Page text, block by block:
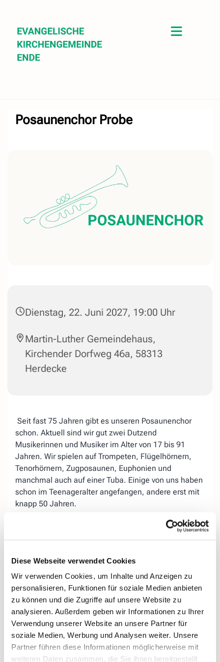
Diese Webseite verwendet Cookies
Wir verwenden Cookies, um Inhalte und Anzeigen zu
personalisieren, Funktionen für soziale Medien anbieten
zu können und die Zugriffe auf unsere Website zu
analysieren. Außerdem geben wir Informationen zu Ihrer
Verwendung unserer Website an unsere Partner für
soziale Medien, Werbung und Analysen weiter. Unsere
Partner führen diese Informationen möglicherweise mit
weiteren Daten zusammen, die Sie ihnen bereitgestellt
Posaunenchor Probe
Dienstag, 22. Juni 2027, 19:00 Uhr
Martin-Luther Gemeindehaus,
Kirchender Dorfweg 46a, 58313
Herdecke
Seit fast 75 Jahren gibt es unseren Posaunenchor
schon. Aktuell sind wir gut zwei Dutzend
Musikerinnen und Musiker im Alter von 17 bis 91
Jahren. Wir spielen auf Trompeten, Flügelhörnern,
Tenorhörnern, Zugposaunen, Euphonien und
manchmal auch auf einer Tuba. Einige von uns haben
schon im Teenageralter angefangen, andere erst mit
knapp 50 Jahren.
Der Posaunenchor begleitet viele Anlässe, darunter
Gottesdienste in und außerhalb der Kirche, besondere
Advents- und Weihnachtszeit, die Sommerserenade
vieles mehr. Unser Repertoire reicht dabei vom Barock
bis in die Moderne und umfasst geistliche und
weltliche Musik von Chorälen über Klassik bis Swing.
Aufgrund unseres Durchschnittsalters von deutlich
über 60 Jahren droht uns das allmähliche Aussterben,
wenn es uns nicht gelingt, neue Bläserinnen und